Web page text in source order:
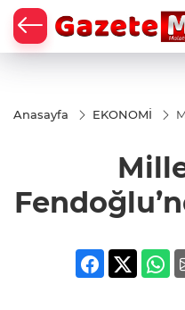
Anasayfa EKONOMİ